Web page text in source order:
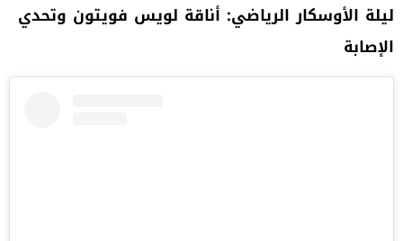
ليلة الأوسكار الرياضي: أناقة لويس فويتون وتحدي
الإصابة